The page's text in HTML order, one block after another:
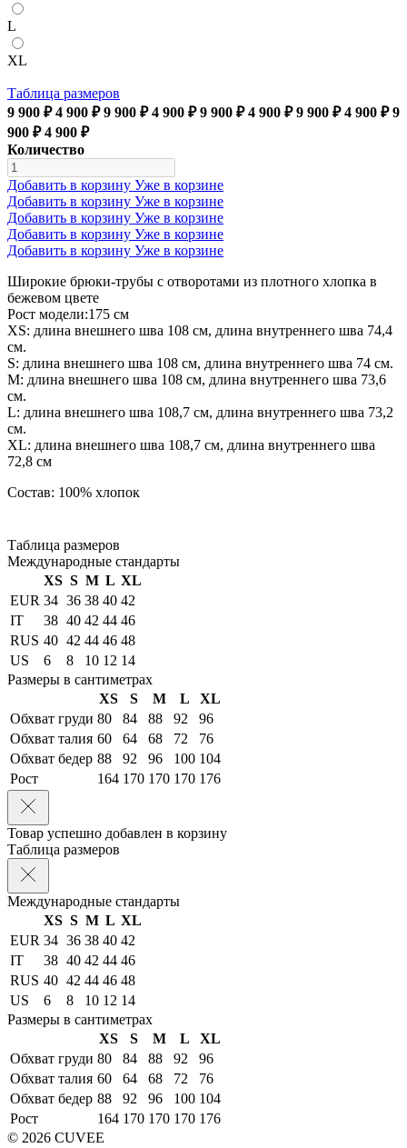
L
XL
Таблица размеров
9 900 ₽ 4 900 ₽ 9 900 ₽ 4 900 ₽ 9 900 ₽ 4 900 ₽ 9 900 ₽ 4 900 ₽ 9
900 ₽ 4 900 ₽
Количество
Добавить в корзину Уже в корзине
Добавить в корзину Уже в корзине
Добавить в корзину Уже в корзине
Добавить в корзину Уже в корзине
Добавить в корзину Уже в корзине
Широкие брюки-трубы с отворотами из плотного хлопка в
бежевом цвете
Рост модели:175 см
XS: длина внешнего шва 108 см, длина внутреннего шва 74,4
см.
S: длина внешнего шва 108 см, длина внутреннего шва 74 см.
М: длина внешнего шва 108 см, длина внутреннего шва 73,6
см.
L: длина внешнего шва 108,7 см, длина внутреннего шва 73,2
см.
XL: длина внешнего шва 108,7 см, длина внутреннего шва
72,8 см
Состав: 100% хлопок
Таблица размеров
Международные стандарты
XS S M L XL
EUR 34 36 38 40 42
IT
38 40 42 44 46
RUS 40 42 44 46 48
US
6 8 10 12 14
Размеры в сантиметрах
XS
S M L
XL
Обхват груди 80 84 88 92
96
Обхват талия 60 64 68 72
76
Обхват бедер 88 92 96 100 104
Рост
164 170 170 170 176
Товар успешно добавлен в корзину
Таблица размеров
Международные стандарты
XS S M L XL
EUR 34 36 38 40 42
IT
38 40 42 44 46
RUS 40 42 44 46 48
US
6 8 10 12 14
Размеры в сантиметрах
XS
S M L
XL
Обхват груди 80 84 88 92
96
Обхват талия 60 64 68 72
76
Обхват бедер 88 92 96 100 104
Рост
164 170 170 170 176
© 2026 CUVEE